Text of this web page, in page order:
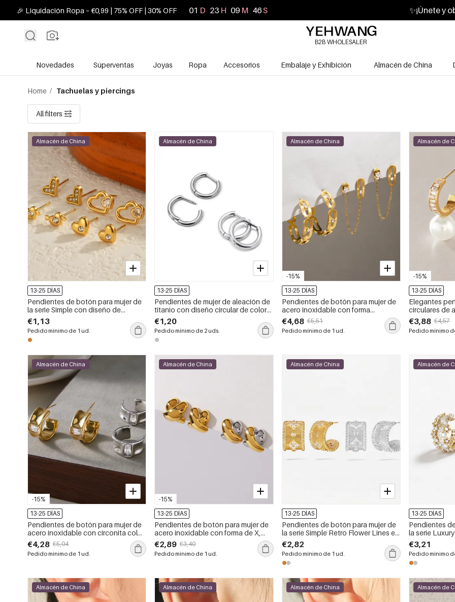
🎉 Liquidación Ropa – €0,99 | 75% OFF | 30% OFF 01 D 23 H 09 M 44S ✨¡Únete y
B2B WHOLESALER
Novedades Súperventas Joyas Ropa Accesorios Embalaje y Exhibición Almacén de China
Home / Tachuelas y piercings
All filters
Almacén de China
13-25 DÍAS
Pendientes de botón para mujer de
la serie Simple con diseño de
corazón, de acero inoxidable,
resistentes al agua y color dorado.
€1,13
Pedido mínimo de 1 ud.
Almacén de China
13-25 DÍAS
Pendientes de mujer de aleación de
titanio con diseño circular de color
liso, de la serie Simple.
€1,20
Pedido mínimo de 2 uds.
-15%
Almacén de China
13-25 DÍAS
Pendientes de botón para mujer de
acero inoxidable con forma
geométrica calada, resistentes al
agua y con diamantes de imitación
color dorado.
€4,68 €5,51
Pedido mínimo de 1 ud.
-15%
Almacén de
13-25 DÍAS
Elegantes
circulares de
perlas
€3,88 €4,57
Pedido mínimo
-15%
Almacén de China
13-25 DÍAS
Pendientes de botón para mujer de
acero inoxidable con circonita color
oro, resistentes al agua y forma de C.
€4,28 €5,04
Pedido mínimo de 1 ud.
-15%
Almacén de China
13-25 DÍAS
Pendientes de botón para mujer de
acero inoxidable con forma de X,
resistentes al agua y de color
dorado.
€2,89 €3,40
Pedido mínimo de 1 ud.
Almacén de China
13-25 DÍAS
Pendientes de botón para mujer de
la serie Simple Retro Flower Lines en
color cobre y oro
€2,82
Pedido mínimo de 1 ud.
Almacén de
13-25 DÍAS
Pendientes
la serie
forma
€3,21
Pedido mínimo
Almacén de China Almacén de China Almacén de China Almacén de